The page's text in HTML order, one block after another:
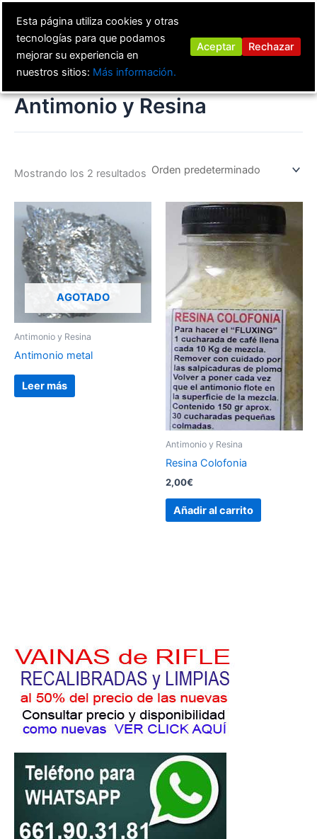
contenido
Antimonio y Resina
Mostrando los 2 resultados
AGOTADO
Antimonio y Resina
Antimonio metal
Leer más
Antimonio y Resina
Resina Colofonia
2,00€
Añadir al carrito
Esta página utiliza cookies y otras
tecnologías para que podamos
mejorar su experiencia en
nuestros sitios: Más información.
Aceptar Rechazar